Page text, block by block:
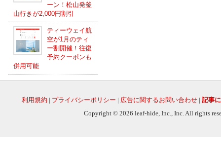
ーン！松山発釜
山行きが2,000円割引
ティーウェイ航
空が1月のティ
ー割開催！往復
予約クーポンも
併用可能
利用規約 | プライバシーポリシー | 広告に関するお問い合わせ | 記事
Copyright © 2026 leaf-hide, Inc., Inc. All rights